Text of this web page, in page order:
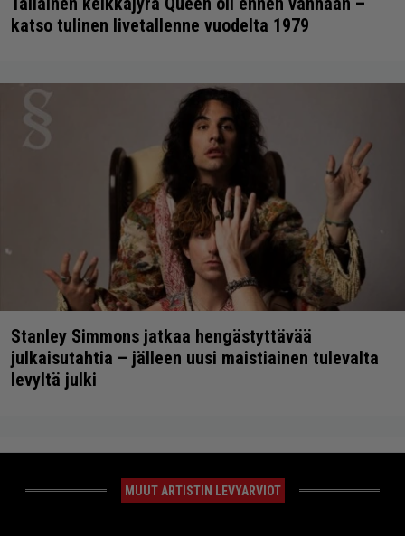
katso tulinen livetallenne vuodelta 1979
Stanley Simmons jatkaa hengästyttävää
julkaisutahtia – jälleen uusi maistiainen tulevalta
levyltä julki
MUUT ARTISTIN LEVYARVIOT